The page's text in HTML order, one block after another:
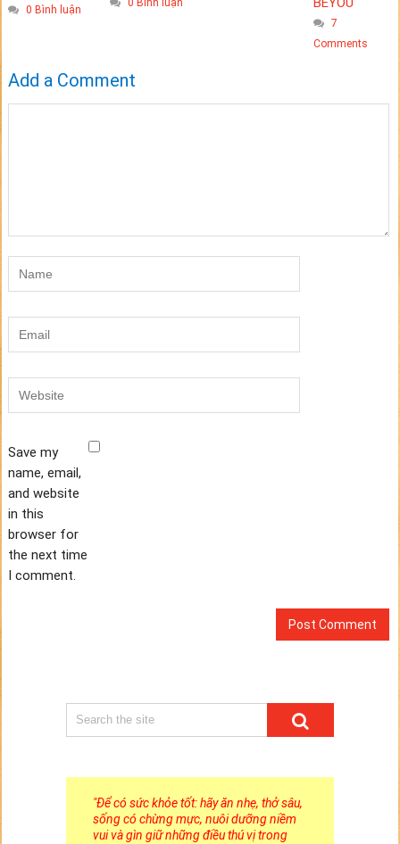
0 Bình luận
7
Comments
Add a Comment
Save my
name, email,
and website
in this
browser for
the next time
I comment.
"Để có sức khỏe tốt: hãy ăn nhẹ, thở sâu,
sống có chừng mực, nuôi dưỡng niềm
vui và gìn giữ những điều thú vị trong